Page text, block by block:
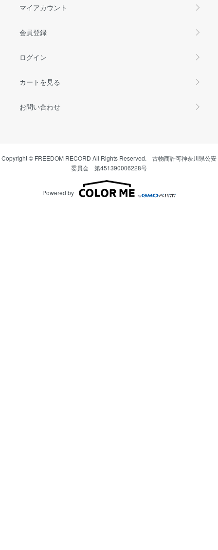
マイアカウント
会員登録
ログイン
カートを見る
お問い合わせ
Copyright © FREEDOM RECORD All Rights Reserved. 古物商許可神奈川県公安
委員会 第451390006228号
Powered by